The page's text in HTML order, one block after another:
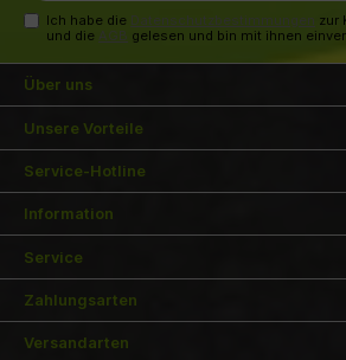
Ich habe die Datenschutzbestimmungen zur
und die AGB gelesen und bin mit ihnen
Über uns
Unsere Vorteile
Service-Hotline
Information
Service
Zahlungsarten
Versandarten